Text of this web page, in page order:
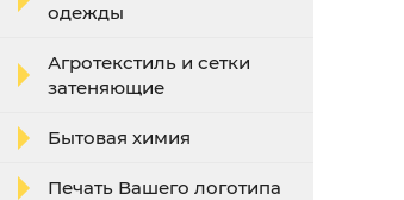
одежды
Агротекстиль и сетки
затеняющие
Бытовая химия
Печать Вашего логотипа